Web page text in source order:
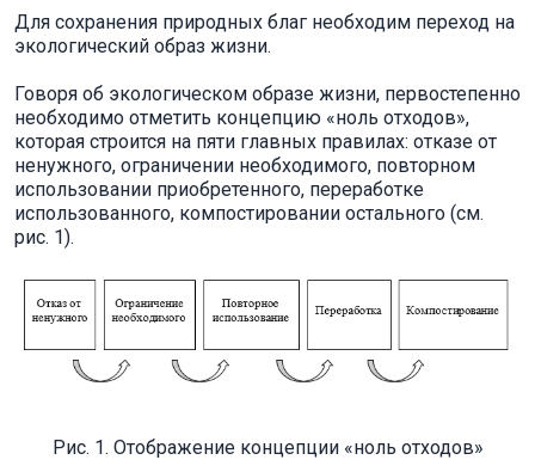
Для сохранения природных благ необходим переход на
экологический образ жизни.
Говоря об экологическом образе жизни, первостепенно
необходимо отметить концепцию «ноль отходов»,
которая строится на пяти главных правилах: отказе от
ненужного, ограничении необходимого, повторном
использовании приобретенного, переработке
использованного, компостировании остального (см.
рис. 1).
Рис. 1. Отображение концепции «ноль отходов»